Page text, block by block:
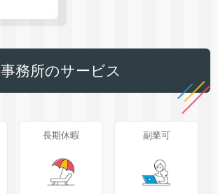
事務所のサービス
長期休暇 副業可